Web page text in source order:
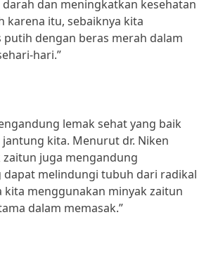
dan meningkatkan kesehatan
karena itu, sebaiknya kita
dengan beras merah dalam
hari.”
lemak sehat yang baik
kita. Menurut dr. Niken
zaitun juga mengandung
dapat melindungi tubuh dari radikal
kita menggunakan minyak zaitun
dalam memasak.”